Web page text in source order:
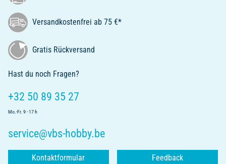
Versandkostenfrei ab 75 €*
Gratis Rückversand
Hast du noch Fragen?
+32 50 89 35 27
Mo.-Fr. 9 - 17 h
service@vbs-hobby.be
Kontaktformular Feedback